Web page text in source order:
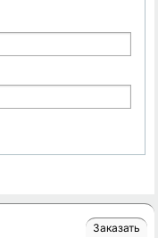
Заказать